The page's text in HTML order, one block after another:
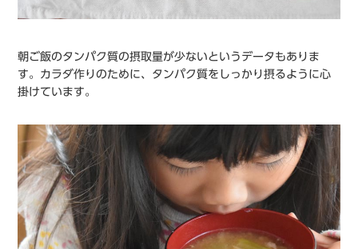
朝ご飯のタンパク質の摂取量が少ないというデータもありま
す。カラダ作りのために、タンパク質をしっかり摂るように心
掛けています。